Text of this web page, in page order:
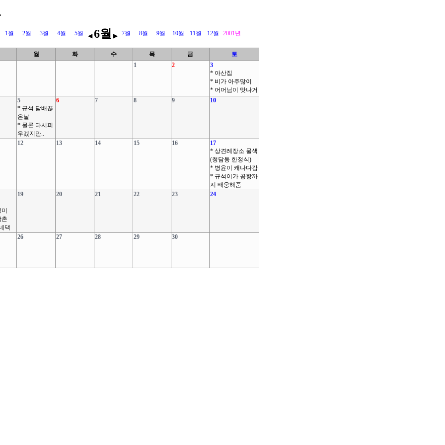
1월 2월 3월 4월 5월 ◀6월 ▶ 7월 8월 9월 10월 11월 12월 2001년
월 화 수 목 금
토
1
2
3
* 아산집
* 비가 아주많이
* 어머님이 맛나거
5
* 규석 담배끊
은날
* 물론 다시피
우겠지만..
6 7 8 9 10
12 13 14 15 16
17
* 상견례장소 물색
(청담동 한정식)
* 병윤이 캐나다감
* 규석이가 공항까
지 배웅해줌
댁
19 20 21 22 23 24
26 27 28 29 30